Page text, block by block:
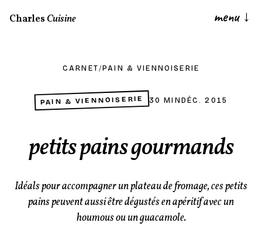
CharlesCuisine menu ↓
CARNET/ PAIN & VIENNOISERIE
PAIN & VIENNOISERIE 30 MIN DÉC. 2015
petits pains gourmands
Idéals pour accompagner un plateau de fromage, ces petits
pains peuvent aussi être dégustés en apéritif avec un
houmous ou un guacamole.